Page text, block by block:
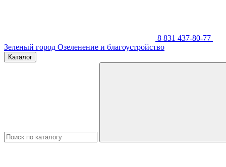
8 831 437-80-77
Зеленый город Озеленение и благоустройство
Каталог